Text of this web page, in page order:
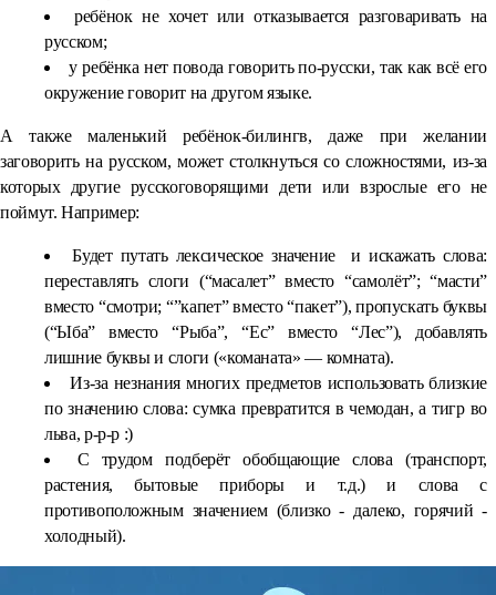
ребёнок не хочет или отказывается разговаривать на
русском;
у ребёнка нет повода говорить по-русски, так как всё его
окружение говорит на другом языке.
А также маленький ребёнок-билингв, даже при желании
заговорить на русском, может столкнуться со сложностями, из-за
которых другие русскоговорящими дети или взрослые его не
поймут. Например:
Будет путать лексическое значение и искажать слова:
переставлять слоги (“масалет” вместо “самолёт”; “масти”
вместо “смотри; “”капет” вместо “пакет”), пропускать буквы
(“Ыба” вместо “Рыба”, “Ес” вместо “Лес”), добавлять
лишние буквы и слоги («команата» — комната).
Из-за незнания многих предметов использовать близкие
по значению слова: сумка превратится в чемодан, а тигр во
льва, р-р-р :)
С трудом подберёт обобщающие слова (транспорт,
растения, бытовые приборы и т.д.) и слова с
противоположным значением (близко - далеко, горячий -
холодный).